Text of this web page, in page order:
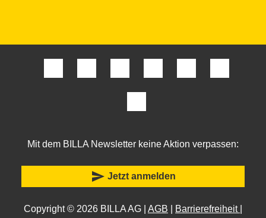
Mit dem BILLA Newsletter keine Aktion verpassen:
send Jetzt anmelden
Copyright © 2026 BILLA AG | AGB Barrierefreiheit